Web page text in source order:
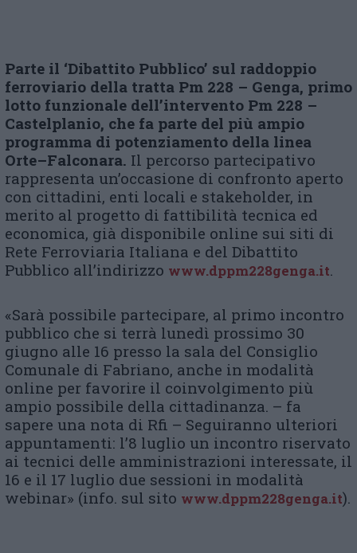
Parte il ‘Dibattito Pubblico’ sul raddoppio
ferroviario della tratta Pm 228 – Genga, primo
lotto funzionale dell’intervento Pm 228 –
Castelplanio, che fa parte del più ampio
programma di potenziamento della linea
Orte–Falconara. Il percorso partecipativo
rappresenta un’occasione di confronto aperto
con cittadini, enti locali e stakeholder, in
merito al progetto di fattibilità tecnica ed
economica, già disponibile online sui siti di
Rete Ferroviaria Italiana e del Dibattito
Pubblico all’indirizzo www.dppm228genga.it.
«Sarà possibile partecipare, al primo incontro
pubblico che si terrà lunedì prossimo 30
giugno alle 16 presso la sala del Consiglio
Comunale di Fabriano, anche in modalità
online per favorire il coinvolgimento più
ampio possibile della cittadinanza. – fa
sapere una nota di Rfi – Seguiranno ulteriori
appuntamenti: l’8 luglio un incontro riservato
ai tecnici delle amministrazioni interessate, il
16 e il 17 luglio due sessioni in modalità
webinar» (info. sul sito www.dppm228genga.it).